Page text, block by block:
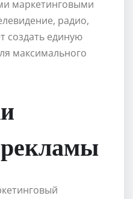
маркетинговыми
радио,
создать единую
максимального